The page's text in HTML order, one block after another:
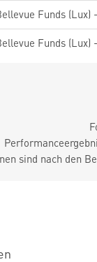
Funds (Lux)
Funds (Lux)
sind nach den